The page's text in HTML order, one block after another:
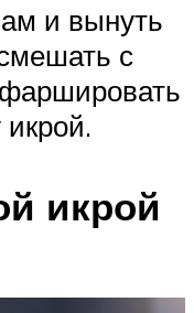
и вынуть
с
икрой.
икрой